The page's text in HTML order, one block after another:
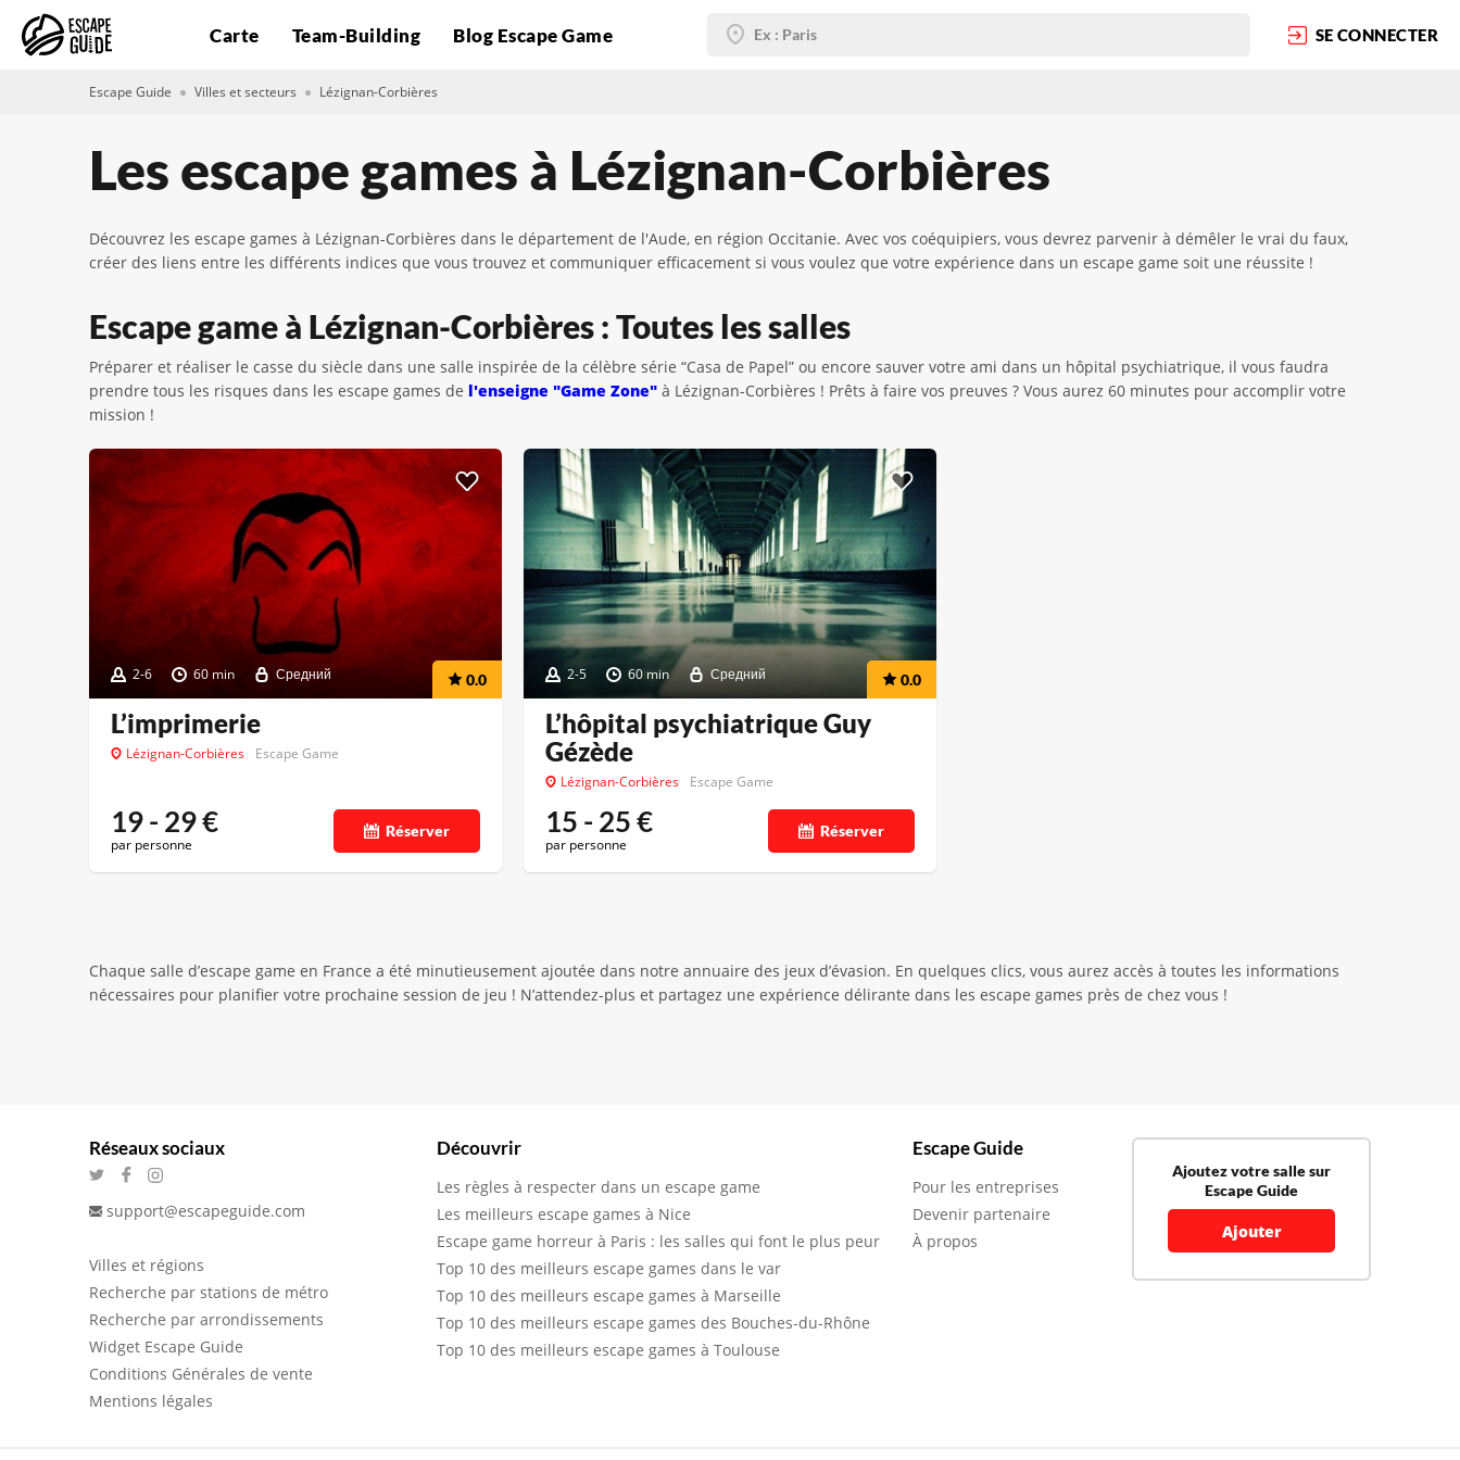
Carte Team-Building Blog Escape Game SE CONNECTER
Escape Guide Villes et secteurs Lézignan-Corbières
Les escape games à Lézignan-Corbières
Découvrez les escape games à Lézignan-Corbières dans le département de l'Aude, en région Occitanie. Avec vos coéquipiers, vous devrez parvenir à démêler le vrai du faux,
créer des liens entre les différents indices que vous trouvez et communiquer efficacement si vous voulez que votre expérience dans un escape game soit une réussite !
Escape game à Lézignan-Corbières : Toutes les salles
Préparer et réaliser le casse du siècle dans une salle inspirée de la célèbre série “Casa de Papel” ou encore sauver votre ami dans un hôpital psychiatrique, il vous faudra
prendre tous les risques dans les escape games de l'enseigne "Game Zone" à Lézignan-Corbières ! Prêts à faire vos preuves ? Vous aurez 60 minutes pour accomplir votre
mission !
2-6 60 min Средний 0.0
L’imprimerie
Lézignan-Corbières Escape Game
19 - 29€
par personne
Réserver
2-5 60 min Средний 0.0
L’hôpital psychiatrique Guy
Gézède
Lézignan-Corbières Escape Game
15 - 25€
par personne
Réserver
Chaque salle d’escape game en France a été minutieusement ajoutée dans notre annuaire des jeux d’évasion. En quelques clics, vous aurez accès à toutes les informations
nécessaires pour planifier votre prochaine session de jeu ! N’attendez-plus et partagez une expérience délirante dans les escape games près de chez vous !
Réseaux sociaux
support@escapeguide.com
Villes et régions
Recherche par stations de métro
Recherche par arrondissements
Widget Escape Guide
Conditions Générales de vente
Mentions légales
Découvrir
Les règles à respecter dans un escape game
Les meilleurs escape games à Nice
Escape game horreur à Paris : les salles qui font le plus peur
Top 10 des meilleurs escape games dans le var
Top 10 des meilleurs escape games à Marseille
Top 10 des meilleurs escape games des Bouches-du-Rhône
Top 10 des meilleurs escape games à Toulouse
Escape Guide
Pour les entreprises
Devenir partenaire
À propos
Ajoutez votre salle sur
Escape Guide
Ajouter